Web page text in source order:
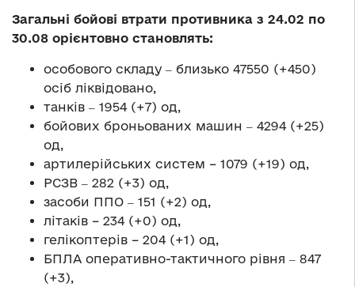
Загальні бойові втрати противника з 24.02 по
30.08 орієнтовно становлять:
особового складу ‒ близько 47550 (+450)
осіб ліквідовано,
танків ‒ 1954 (+7) од,
бойових броньованих машин ‒ 4294 (+25)
од,
артилерійських систем – 1079 (+19) од,
РСЗВ ‒ 282 (+3) од,
засоби ППО ‒ 151 (+2) од,
літаків – 234 (+0) од,
гелікоптерів – 204 (+1) од,
БПЛА оперативно-тактичного рівня ‒ 847
(+3),